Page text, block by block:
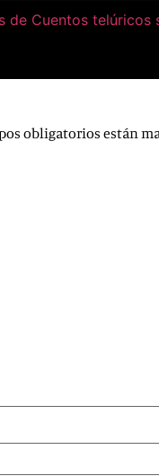
de Cuentos
obligatorios están